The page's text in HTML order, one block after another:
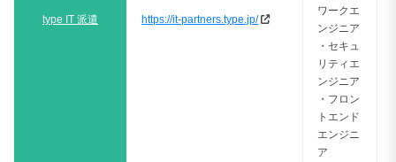
type IT 派遣 https://it-partners.type.jp/
ワークエ
ンジニア
・セキュ
リティエ
ンジニア
・フロン
トエンド
エンジニ
ア